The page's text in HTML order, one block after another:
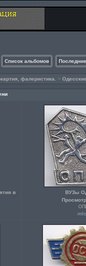
Список альбомов
фалеристика. >
в
ВУЗы